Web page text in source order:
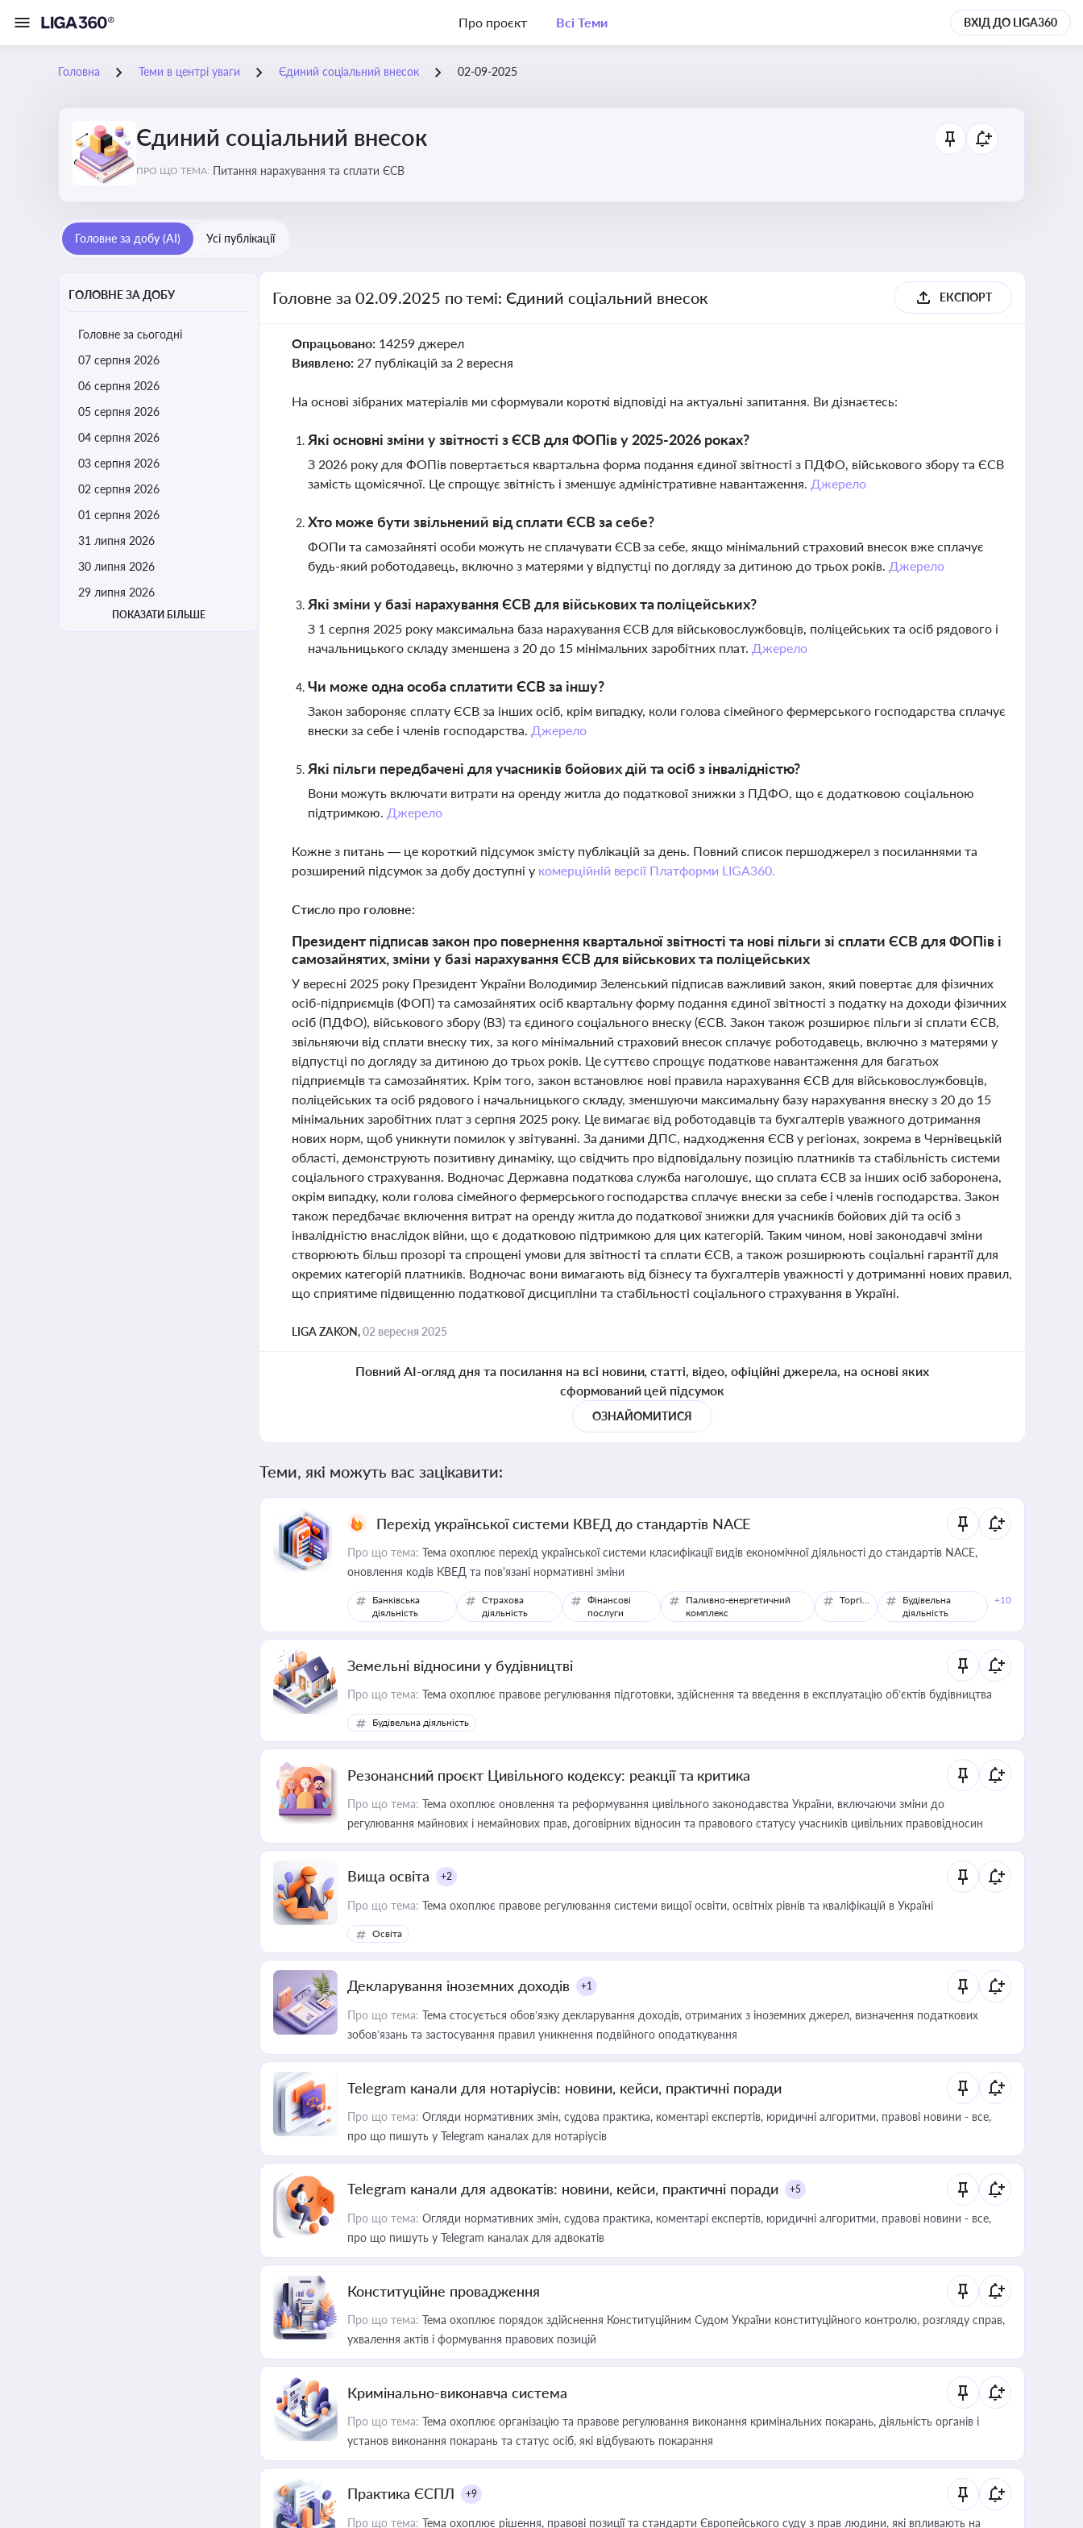
Про проєкт Всі Теми ВХІД ДО LIGA360
Головна Теми в центрі уваги Єдиний соціальний внесок 02-09-2025
Єдиний соціальний внесок
ПРО ЩО ТЕМА: Питання нарахування та сплати ЄСВ
Головне за добу (AI) Усі публікації
ГОЛОВНЕ ЗА ДОБУ
Головне за сьогодні
07 серпня 2026
06 серпня 2026
05 серпня 2026
04 серпня 2026
03 серпня 2026
02 серпня 2026
01 серпня 2026
31 липня 2026
30 липня 2026
29 липня 2026
ПОКАЗАТИ БІЛЬШЕ
Головне за 02.09.2025 по темі: Єдиний соціальний внесок ЕКСПОРТ
Опрацьовано: 14259 джерел
Виявлено: 27 публікацій за 2 вересня
На основі зібраних матеріалів ми сформували короткі відповіді на актуальні запитання. Ви дізнаєтесь:
Які основні зміни у звітності з ЄСВ для ФОПів у 2025-2026 роках?
З 2026 року для ФОПів повертається квартальна форма подання єдиної звітності з ПДФО, військового збору та ЄСВ
замість щомісячної. Це спрощує звітність і зменшує адміністративне навантаження. Джерело
Хто може бути звільнений від сплати ЄСВ за себе?
ФОПи та самозайняті особи можуть не сплачувати ЄСВ за себе, якщо мінімальний страховий внесок вже сплачує
будь-який роботодавець, включно з матерями у відпустці по догляду за дитиною до трьох років. Джерело
Які зміни у базі нарахування ЄСВ для військових та поліцейських?
З 1 серпня 2025 року максимальна база нарахування ЄСВ для військовослужбовців, поліцейських та осіб рядового і
начальницького складу зменшена з 20 до 15 мінімальних заробітних плат. Джерело
Чи може одна особа сплатити ЄСВ за іншу?
Закон забороняє сплату ЄСВ за інших осіб, крім випадку, коли голова сімейного фермерського господарства сплачує
внески за себе і членів господарства. Джерело
Які пільги передбачені для учасників бойових дій та осіб з інвалідністю?
Вони можуть включати витрати на оренду житла до податкової знижки з ПДФО, що є додатковою соціальною
підтримкою. Джерело
Кожне з питань — це короткий підсумок змісту публікацій за день. Повний список першоджерел з посиланнями та
розширений підсумок за добу доступні у комерційній версії Платформи LIGA360.
Стисло про головне:
Президент підписав закон про повернення квартальної звітності та нові пільги зі сплати ЄСВ для ФОПів і
самозайнятих, зміни у базі нарахування ЄСВ для військових та поліцейських
У вересні 2025 року Президент України Володимир Зеленський підписав важливий закон, який повертає для фізичних
осіб-підприємців (ФОП) та самозайнятих осіб квартальну форму подання єдиної звітності з податку на доходи фізичних
осіб (ПДФО), військового збору (ВЗ) та єдиного соціального внеску (ЄСВ. Закон також розширює пільги зі сплати ЄСВ,
звільняючи від сплати внеску тих, за кого мінімальний страховий внесок сплачує роботодавець, включно з матерями у
відпустці по догляду за дитиною до трьох років. Це суттєво спрощує податкове навантаження для багатьох
підприємців та самозайнятих. Крім того, закон встановлює нові правила нарахування ЄСВ для військовослужбовців,
поліцейських та осіб рядового і начальницького складу, зменшуючи максимальну базу нарахування внеску з 20 до 15
мінімальних заробітних плат з серпня 2025 року. Це вимагає від роботодавців та бухгалтерів уважного дотримання
нових норм, щоб уникнути помилок у звітуванні. За даними ДПС, надходження ЄСВ у регіонах, зокрема в Чернівецькій
області, демонструють позитивну динаміку, що свідчить про відповідальну позицію платників та стабільність системи
соціального страхування. Водночас Державна податкова служба наголошує, що сплата ЄСВ за інших осіб заборонена,
окрім випадку, коли голова сімейного фермерського господарства сплачує внески за себе і членів господарства. Закон
також передбачає включення витрат на оренду житла до податкової знижки для учасників бойових дій та осіб з
інвалідністю внаслідок війни, що є додатковою підтримкою для цих категорій. Таким чином, нові законодавчі зміни
створюють більш прозорі та спрощені умови для звітності та сплати ЄСВ, а також розширюють соціальні гарантії для
окремих категорій платників. Водночас вони вимагають від бізнесу та бухгалтерів уважності у дотриманні нових правил,
що сприятиме підвищенню податкової дисципліни та стабільності соціального страхування в Україні.
LIGA ZAKON,02 вересня 2025
Повний AI-огляд дня та посилання на всі новини, статті, відео, офіційні джерела, на основі яких
сформований цей підсумок
ОЗНАЙОМИТИСЯ
Теми, які можуть вас зацікавити:
Перехід української системи КВЕД до стандартів NACE
Про що тема: Тема охоплює перехід української системи класифікації видів економічної діяльності до стандартів NACE,
оновлення кодів КВЕД та пов'язані нормативні зміни
Банківська
діяльність
Страхова
діяльність
Фінансові
послуги
Паливно-енергетичний
комплекс
Торгівля
Будівельна
діяльність
+10
Земельні відносини у будівництві
Про що тема: Тема охоплює правове регулювання підготовки, здійснення та введення в експлуатацію об’єктів будівництва
Будівельна діяльність
Резонансний проєкт Цивільного кодексу: реакції та критика
Про що тема: Тема охоплює оновлення та реформування цивільного законодавства України, включаючи зміни до
регулювання майнових і немайнових прав, договірних відносин та правового статусу учасників цивільних правовідносин
Вища освіта +2
Про що тема: Тема охоплює правове регулювання системи вищої освіти, освітніх рівнів та кваліфікацій в Україні
Освіта
Декларування іноземних доходів +1
Про що тема: Тема стосується обов’язку декларування доходів, отриманих з іноземних джерел, визначення податкових
зобов’язань та застосування правил уникнення подвійного оподаткування
Telegram канали для нотаріусів: новини, кейси, практичні поради
Про що тема: Огляди нормативних змін, судова практика, коментарі експертів, юридичні алгоритми, правові новини - все,
про що пишуть у Telegram каналах для нотаріусів
Telegram канали для адвокатів: новини, кейси, практичні поради +5
Про що тема: Огляди нормативних змін, судова практика, коментарі експертів, юридичні алгоритми, правові новини - все,
про що пишуть у Telegram каналах для адвокатів
Конституційне провадження
Про що тема: Тема охоплює порядок здійснення Конституційним Судом України конституційного контролю, розгляду справ,
ухвалення актів і формування правових позицій
Кримінально-виконавча система
Про що тема: Тема охоплює організацію та правове регулювання виконання кримінальних покарань, діяльність органів і
установ виконання покарань та статус осіб, які відбувають покарання
Практика ЄСПЛ +9
Про що тема: Тема охоплює рішення, правові позиції та стандарти Європейського суду з прав людини, які впливають на